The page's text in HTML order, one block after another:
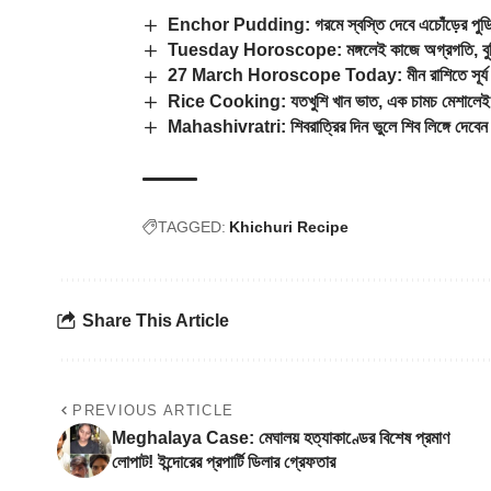
Enchor Pudding: গরমে স্বস্তি দেবে এচোঁড়ের পুডিং,
Tuesday Horoscope: মঙ্গলেই কাজে অগ্রগতি,
27 March Horoscope Today: মীন রাশিতে সূর্য ও
Rice Cooking: যতখুশি খান ভাত, এক চামচ মেশালেই
Mahashivratri: শিবরাত্রির দিন ভুলে শিব লিঙ্গে দেবেন
TAGGED: Khichuri Recipe
Share This Article
PREVIOUS ARTICLE
Meghalaya Case: মেঘালয় হত্যাকাণ্ডের বিশেষ প্রমাণ
লোপাট! ইন্দোরের প্রপার্টি ডিলার গ্রেফতার